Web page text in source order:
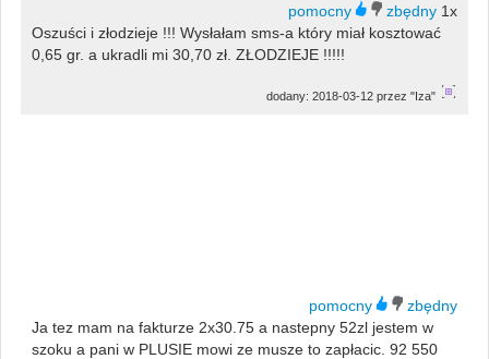
1x
Oszuści i złodzieje !!! Wysłałam sms-a który miał kosztować
0,65 gr. a ukradli mi 30,70 zł. ZŁODZIEJE !!!!!
dodany: 2018-03-12 przez "Iza"
Ja tez mam na fakturze 2x30.75 a nastepny 52zl jestem w
szoku a pani w PLUSIE mowi ze musze to zapłacic. 92 550